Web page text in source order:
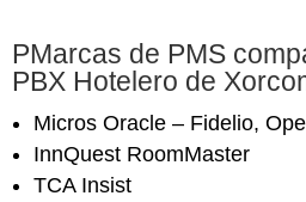
PMarcas de PMS
PBX Hotelero de
Micros Oracle – Fidelio,
InnQuest RoomMaster
TCA Insist